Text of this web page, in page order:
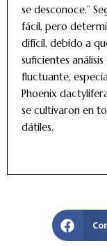
se desconoce.”
fácil, pero
difícil, debido a
suficientes
fluctuante,
Phoenix
se cultivaron en
dátiles.